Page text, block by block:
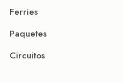
Ferries
Paquetes
Circuitos